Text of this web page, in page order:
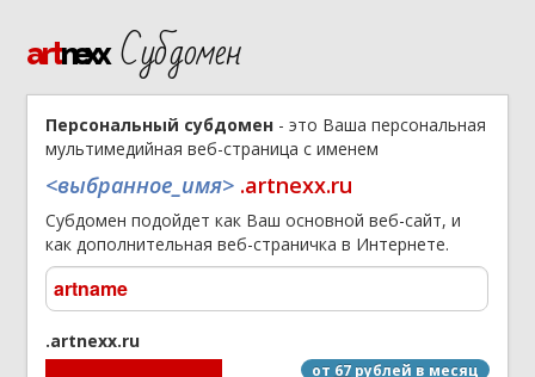
artnexx Субдомен
Персональный субдомен - это Ваша персональная
мультимедийная веб-страница с именем
<выбранное_имя> .artnexx.ru
Субдомен подойдет как Ваш основной веб-сайт, и
как дополнительная веб-страничка в Интернете.
.artnexx.ru
от 67рублей в месяц